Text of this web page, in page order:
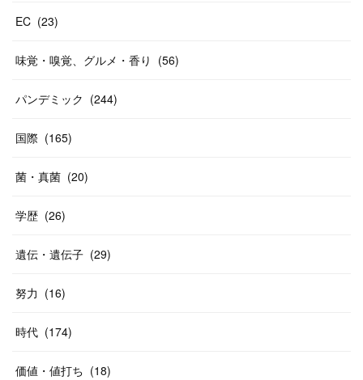
EC (23)
味覚・嗅覚、グルメ・香り (56)
パンデミック (244)
国際 (165)
菌・真菌 (20)
学歴 (26)
遺伝・遺伝子 (29)
努力 (16)
時代 (174)
価値・値打ち (18)